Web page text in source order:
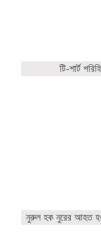
টি-শার্ট
নুরুল হক নুরের আহত